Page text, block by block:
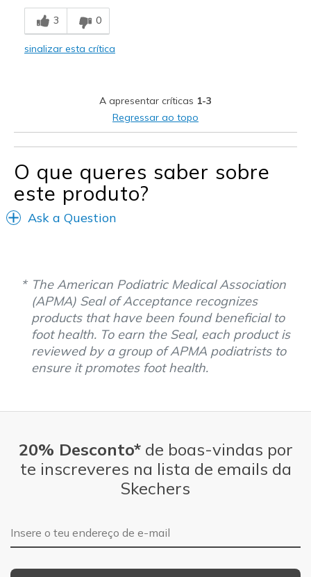
3 0
sinalizar esta crítica
A apresentar críticas 1-3
Regressar ao topo
O que queres saber sobre
este produto?
Ask a Question
The American Podiatric Medical Association
(APMA) Seal of Acceptance recognizes
products that have been found beneficial to
foot health. To earn the Seal, each product is
reviewed by a group of APMA podiatrists to
ensure it promotes foot health.
20% Desconto*de boas-vindas por
te inscreveres na lista de emails da
Skechers
Endereço de e-mail